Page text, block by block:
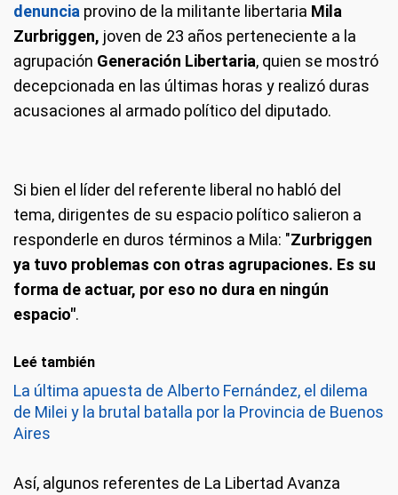
denuncia provino de la militante libertaria Mila
Zurbriggen, joven de 23 años perteneciente a la
agrupación Generación Libertaria, quien se mostró
decepcionada en las últimas horas y realizó duras
acusaciones al armado político del diputado.
Si bien el líder del referente liberal no habló del
tema, dirigentes de su espacio político salieron a
responderle en duros términos a Mila: "Zurbriggen
ya tuvo problemas con otras agrupaciones. Es su
forma de actuar, por eso no dura en ningún
espacio".
Leé también
La última apuesta de Alberto Fernández, el dilema
de Milei y la brutal batalla por la Provincia de Buenos
Aires
Así, algunos referentes de La Libertad Avanza